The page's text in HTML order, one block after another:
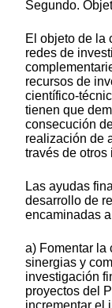
Segundo.
El objeto de la
redes de
recursos de
científico-
tienen que
consecución
realización de
través de otros
Las ayudas
desarrollo de
encaminadas
a) Fomentar la
sinergias y
investigación
proyectos del
incrementar el